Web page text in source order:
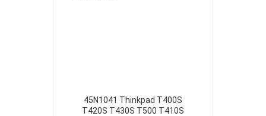
45N1041 Thinkpad T400S
T420S T430S T500 T410S